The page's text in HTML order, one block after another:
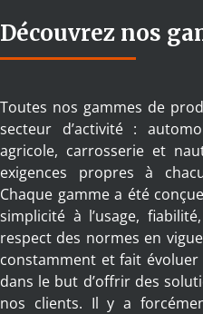
Découvrez nos
Toutes nos gammes de
secteur d’activité :
agricole, carrosserie et
exigences propres à
Chaque gamme a été
simplicité à l’usage,
respect des normes en
constamment et fait
dans le but d’offrir des
nos clients. Il y a